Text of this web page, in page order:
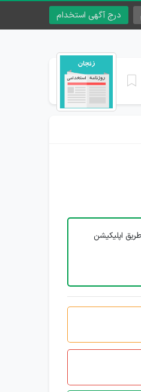
درج آگهی استخدام
اپلیکیشن